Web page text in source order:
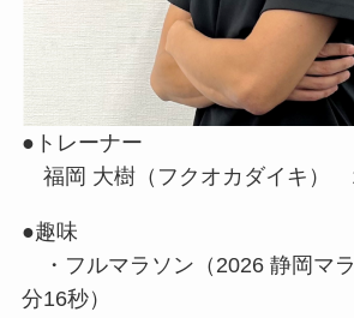
●トレーナー
福岡 大樹（フクオカダイキ）
●趣味
・フルマラソン（2026 静岡マ
分16秒）